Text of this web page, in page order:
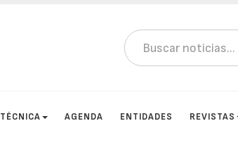
TÉCNICA AGENDA ENTIDADES REVISTAS